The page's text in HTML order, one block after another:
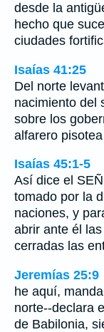
desde la
hecho que
ciudades
Isaías 41:25
Del norte
nacimiento del
sobre los
alfarero
Isaías 45:1-5
Así dice el
tomado por la
naciones, y
abrir ante él
cerradas las
Jeremías 25:9
he aquí,
norte--declara
de Babilonia,